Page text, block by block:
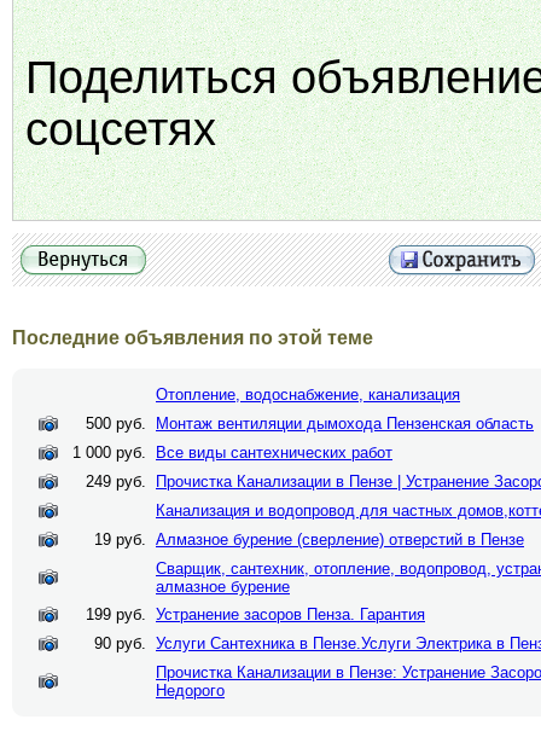
Поделиться
соцсетях
Последние объявления по этой теме
Отопление, водоснабжение, канализация
500 руб.
Монтаж вентиляции дымохода Пензенская область
1 000 руб.
Все виды сантехнических работ
249 руб.
Прочистка Канализации в Пензе | Устранение
Канализация и водопровод для частных
19 руб. Алмазное бурение (сверление) отверстий в Пензе
Сварщик, сантехник, отопление, водопровод,
алмазное бурение
199 руб. Устранение засоров Пенза. Гарантия
90 руб. Услуги Сантехника в Пензе.Услуги Электрика в
Прочистка Канализации в Пензе: Устранение
Недорого